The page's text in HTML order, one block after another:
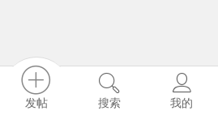
发帖 搜索 我的